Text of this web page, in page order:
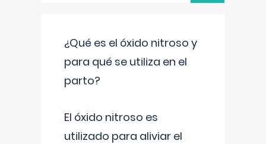
¿Qué es el óxido nitroso y
para qué se utiliza en el
parto?
El óxido nitroso es
utilizado para aliviar el